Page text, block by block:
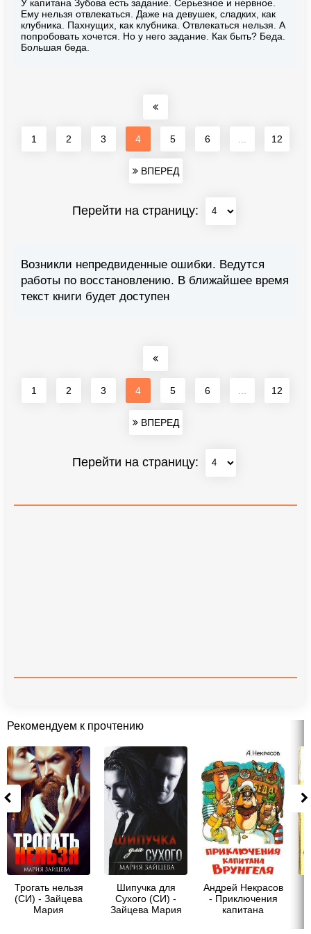
У капитана Зубова есть задание. Серьезное и нервное.
Ему нельзя отвлекаться. Даже на девушек, сладких, как
клубника. Пахнущих, как клубника. Отвлекаться нельзя. А
попробовать хочется. Но у него задание. Как быть? Беда.
Большая беда.
1 2 3 4 5 6 12
ВПЕРЕД
Перейти на страницу:
Возникли непредвиденные ошибки. Ведутся
работы по восстановлению. В ближайшее время
текст книги будет доступен
1 2 3 4 5 6 12
ВПЕРЕД
Перейти на страницу:
Рекомендуем к прочтению
Трогать нельзя
(СИ) - Зайцева
Мария
Шипучка для
Сухого (СИ) -
Зайцева Мария
Андрей Некрасов
- Приключения
капитана